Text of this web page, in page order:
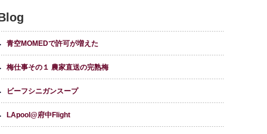
青空MOMEDで許可が増えた
梅仕事その１ 農家直送の完熟梅
ビーフシニガンスープ
LApool@府中Flight